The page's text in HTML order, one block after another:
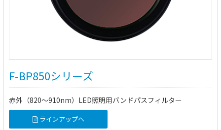
F-BP850シリーズ
赤外（820～910nm）LED照明用バンドパスフィルター
ラインアップへ